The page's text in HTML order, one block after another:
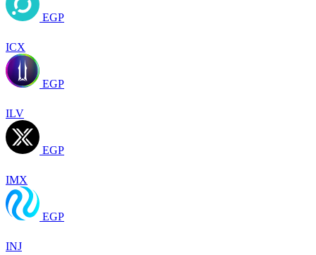
EGP
ICX
EGP
ILV
EGP
IMX
EGP
INJ